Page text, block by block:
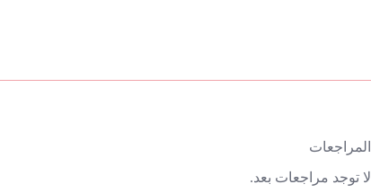
المراجعات
لا توجد مراجعات بعد.